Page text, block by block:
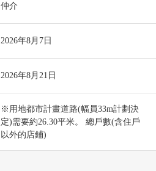
仲介
2026年8月7日
2026年8月21日
※用地都市計畫道路(幅員33m計劃決
定)需要約26.30平米。 總戶數(含住戶
以外的店鋪)